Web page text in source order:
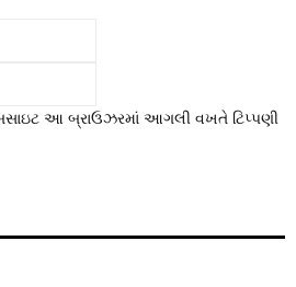
આ બ્રાઉઝરમાં આગલી વખતે ટિપ્પણી